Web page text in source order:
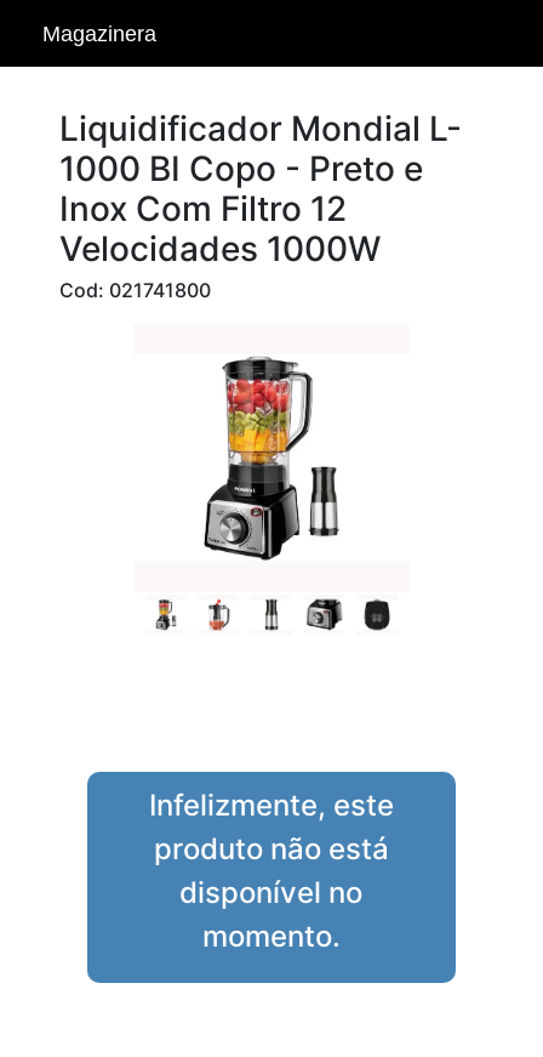
Magazinera
Liquidificador Mondial L-
1000 BI Copo - Preto e
Inox Com Filtro 12
Velocidades 1000W
Cod: 021741800
Infelizmente, este
produto não está
disponível no
momento.